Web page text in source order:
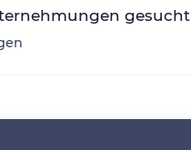
gesucht